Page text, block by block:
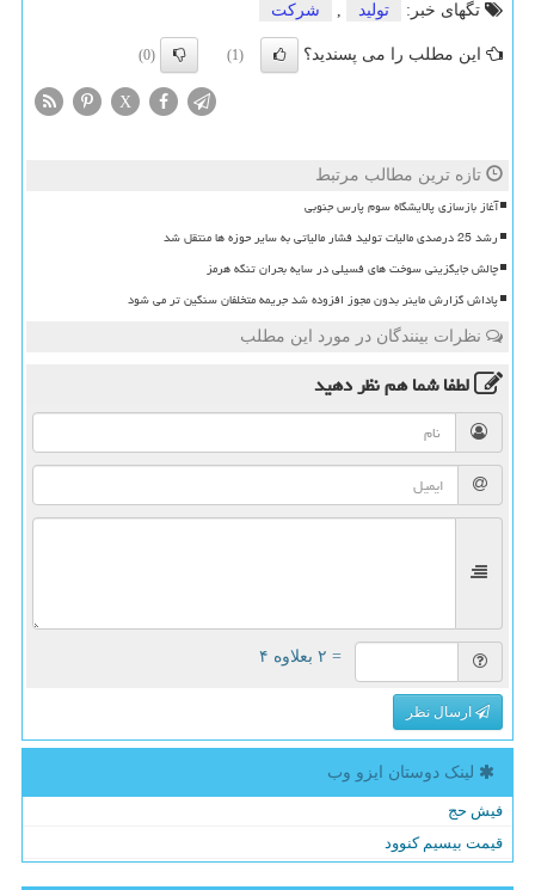
تگهای خبر:
تولید , شركت
این مطلب را می پسندید؟ (1)
(0)
X
تازه ترین مطالب مرتبط
آغاز بازسازی پالایشگاه سوم پارس جنوبی
رشد 25 درصدی مالیات تولید فشار مالیاتی به سایر حوزه ها منتقل شد
چالش جایگزینی سوخت های فسیلی در سایه بحران تنگه هرمز
پاداش گزارش ماینر بدون مجوز افزوده شد جریمه متخلفان سنگین تر می شود
نظرات بینندگان در مورد این مطلب
لطفا شما همنظر دهید
= ۲ بعلاوه ۴
ارسال نظر
لینک دوستان ایزو وب
فیش حج
قیمت بیسیم کنوود